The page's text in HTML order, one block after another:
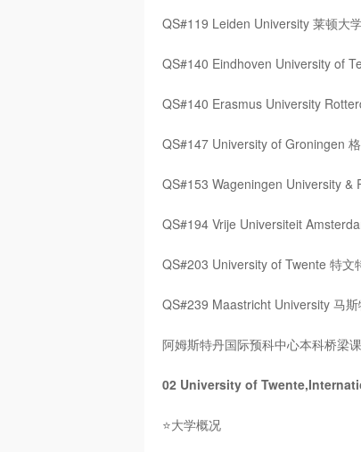
QS#119 Leiden University 莱顿大
QS#140 Eindhoven University of
QS#140 Erasmus University
QS#147 University of Groningen
QS#153 Wageningen University &
QS#194 Vrije Universiteit
QS#203 University of Twente 特文
QS#239 Maastricht University 马
阿姆斯特丹国际预科中心本科桥梁
02 University of
⭐大学概况